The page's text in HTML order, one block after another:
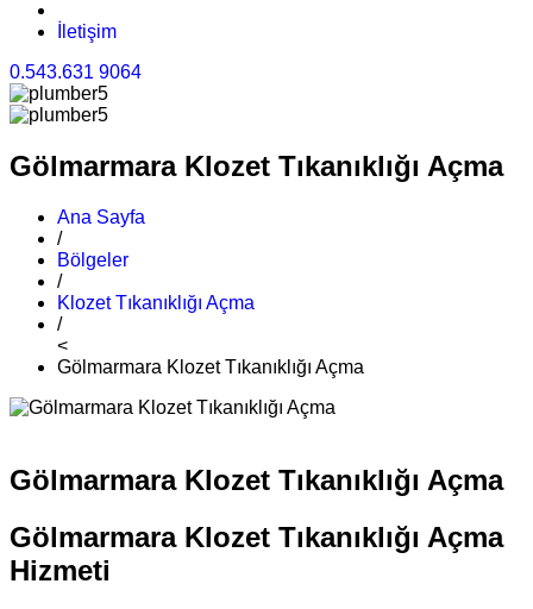
İletişim
0.543.631 9064
Gölmarmara Klozet Tıkanıklığı Açma
Ana Sayfa
/
Bölgeler
/
Klozet Tıkanıklığı Açma
/
<
Gölmarmara Klozet Tıkanıklığı Açma
Gölmarmara Klozet Tıkanıklığı Açma
Gölmarmara Klozet Tıkanıklığı Açma
Hizmeti